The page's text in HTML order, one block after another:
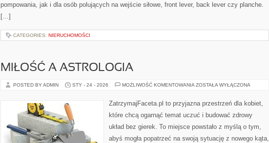
pompowania, jak i dla osób polujących na wejście siłowe, front lever, back lever czy planche.
[…]
CATEGORIES: NIERUCHOMOŚCI
MIŁOŚĆ A ASTROLOGIA
POSTED BY ADMIN STY - 24 - 2026 MOŻLIWOŚĆ KOMENTOWANIA MIŁOŚĆ
ZOSTAŁA WYŁĄCZONA
ZatrzymajFaceta.pl to przyjazna przestrzeń dla kobiet,
które chcą ogarnąć temat uczuć i budować zdrowy
układ bez gierek. To miejsce powstało z myślą o tym,
abyś mogła popatrzeć na swoją sytuację z nowego kąta,